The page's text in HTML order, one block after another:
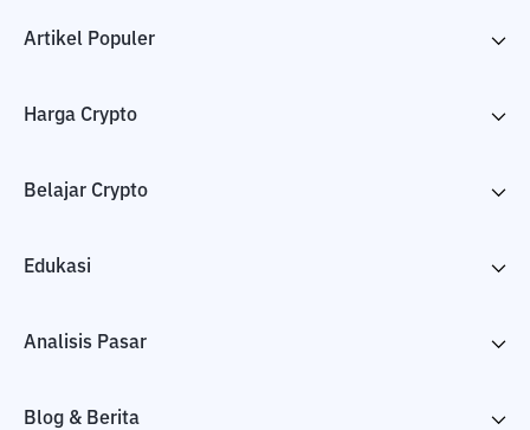
Artikel Populer
Harga Crypto
Belajar Crypto
Edukasi
Analisis Pasar
Blog & Berita